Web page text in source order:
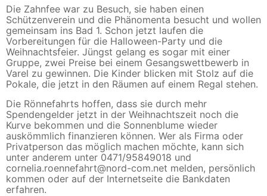
Die Zahnfee war zu Besuch, sie haben einen
Schützenverein und die Phänomenta besucht und wollen
gemeinsam ins Bad 1. Schon jetzt laufen die
Vorbereitungen für die Halloween-Party und die
Weihnachtsfeier. Jüngst gelang es sogar mit einer
Gruppe, zwei Preise bei einem Gesangswettbewerb in
Varel zu gewinnen. Die Kinder blicken mit Stolz auf die
Pokale, die jetzt in den Räumen auf einem Regal stehen.
Die Rönnefahrts hoffen, dass sie durch mehr
Spendengelder jetzt in der Weihnachtszeit noch die
Kurve bekommen und die Sonnenblume wieder
auskömmlich finanzieren können. Wer als Firma oder
Privatperson das möglich machen möchte, kann sich
unter anderem unter 0471/95849018 und
cornelia.roennefahrt@nord-com.net melden, persönlich
kommen oder auf der Internetseite die Bankdaten
erfahren.